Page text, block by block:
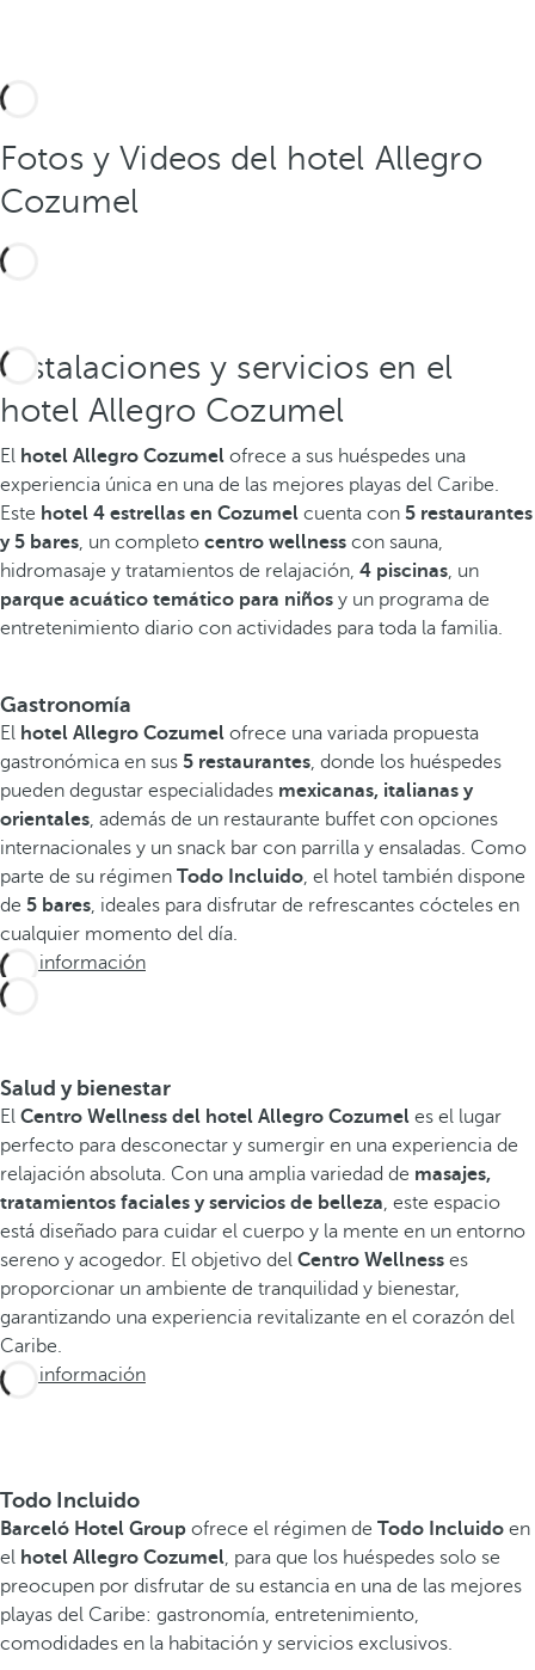
Fotos y Videos del hotel Allegro
Cozumel
Instalaciones y servicios en el
hotel Allegro Cozumel
El hotel Allegro Cozumel ofrece a sus huéspedes una
experiencia única en una de las mejores playas del Caribe.
Este hotel 4 estrellas en Cozumel cuenta con 5 restaurantes
y 5 bares , un completo centro wellness con sauna,
hidromasaje y tratamientos de relajación, 4 piscinas , un
parque acuático temático para niños y un programa de
entretenimiento diario con actividades para toda la familia.
Gastronomía
El hotel Allegro Cozumel ofrece una variada propuesta
gastronómica en sus 5 restaurantes , donde los huéspedes
pueden degustar especialidades mexicanas, italianas y
orientales , además de un restaurante buffet con opciones
internacionales y un snack bar con parrilla y ensaladas. Como
parte de su régimen Todo Incluido , el hotel también dispone
de 5 bares , ideales para disfrutar de refrescantes cócteles en
cualquier momento del día.
Más información
Salud y bienestar
El Centro Wellness del hotel Allegro Cozumel es el lugar
perfecto para desconectar y sumergir en una experiencia de
relajación absoluta. Con una amplia variedad de masajes,
tratamientos faciales y servicios de belleza , este espacio
está diseñado para cuidar el cuerpo y la mente en un entorno
sereno y acogedor. El objetivo del Centro Wellness es
proporcionar un ambiente de tranquilidad y bienestar,
garantizando una experiencia revitalizante en el corazón del
Caribe.
Más información
Todo Incluido
Barceló Hotel Group ofrece el régimen de Todo Incluido en
el hotel Allegro Cozumel , para que los huéspedes solo se
preocupen por disfrutar de su estancia en una de las mejores
playas del Caribe: gastronomía, entretenimiento,
comodidades en la habitación y servicios exclusivos.